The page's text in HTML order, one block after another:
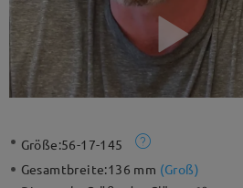
Größe:56-17-145
Gesamtbreite:136 mm (Groß)